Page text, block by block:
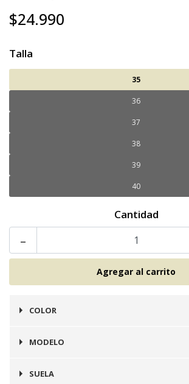
$24.990
Talla
35
36
37
38
39
40
Cantidad
-
COLOR
Camel
MODELO
Campero
SUELA